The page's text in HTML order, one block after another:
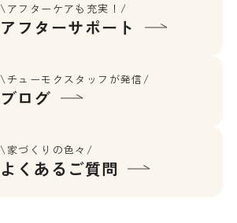
\アフターケアも充実！/
アフターサポート
\チューモクスタッフが発信/
ブログ
\家づくりの色々/
よくあるご質問